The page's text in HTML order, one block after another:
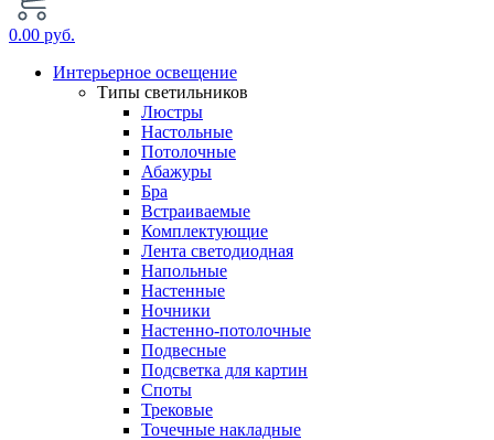
0.00 руб.
Интерьерное освещение
Типы светильников
Люстры
Настольные
Потолочные
Абажуры
Бра
Встраиваемые
Комплектующие
Лента светодиодная
Напольные
Настенные
Ночники
Настенно-потолочные
Подвесные
Подсветка для картин
Споты
Трековые
Точечные накладные